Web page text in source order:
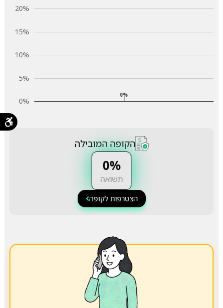
0%
5%
10%
15%
20%
0%
הקופה המובילה
0%
תשואה
הצטרפות לקופה